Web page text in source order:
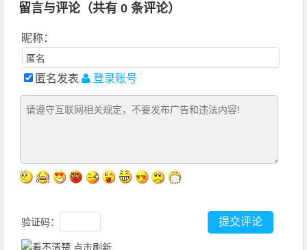
留言与评论（共有0 条评论）
昵称：
匿名发表 登录账号
验证码：